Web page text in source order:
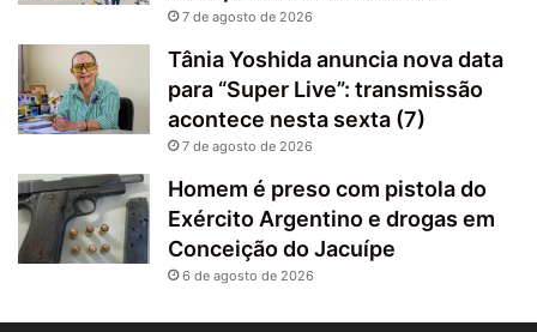
7 de agosto de 2026
Tânia Yoshida anuncia nova data
para “Super Live”: transmissão
acontece nesta sexta (7)
7 de agosto de 2026
Homem é preso com pistola do
Exército Argentino e drogas em
Conceição do Jacuípe
6 de agosto de 2026